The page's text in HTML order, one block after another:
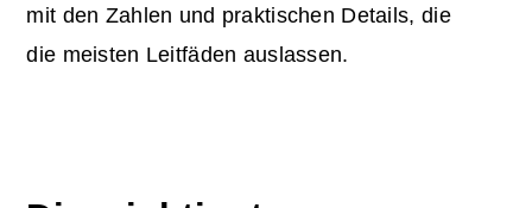
mit den Zahlen und praktischen Details, die
die meisten Leitfäden auslassen.